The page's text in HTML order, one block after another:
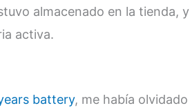
almacenado en la tienda, y
activa.
battery, me había olvidado